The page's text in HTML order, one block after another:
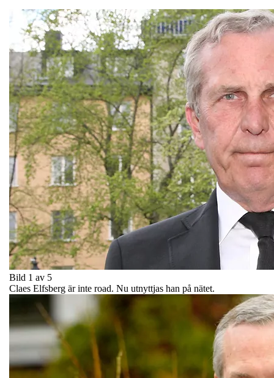
Bild 1 av 5
Claes Elfsberg är inte road. Nu utnyttjas han på nätet.